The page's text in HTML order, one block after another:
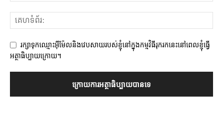
រក្សាទុកឈ្មោះអ៊ីម៉ែលនិងវេបសាយរបស់ខ្ញុំនៅក្នុងកម្មវិធីរុករកនេះនៅពេលខ្ញុំធ្វើ
អត្ថាធិប្បាយក្រោយ។